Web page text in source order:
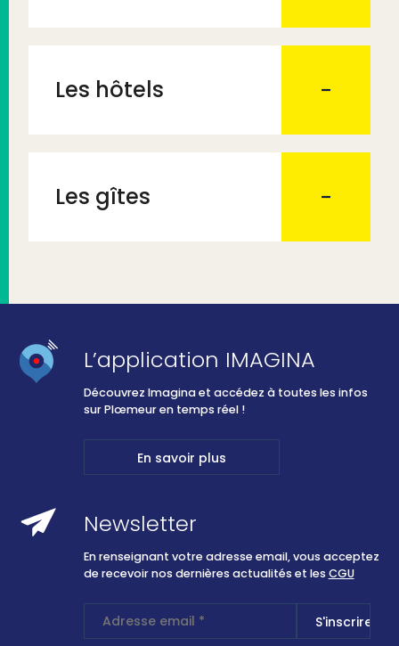
Les hôtels
Les gîtes
L’application IMAGINA
Découvrez Imagina et accédez à toutes les infos
sur Plœmeur en temps réel !
En savoir plus
Newsletter
En renseignant votre adresse email, vous acceptez
de recevoir nos dernières actualités et les CGU